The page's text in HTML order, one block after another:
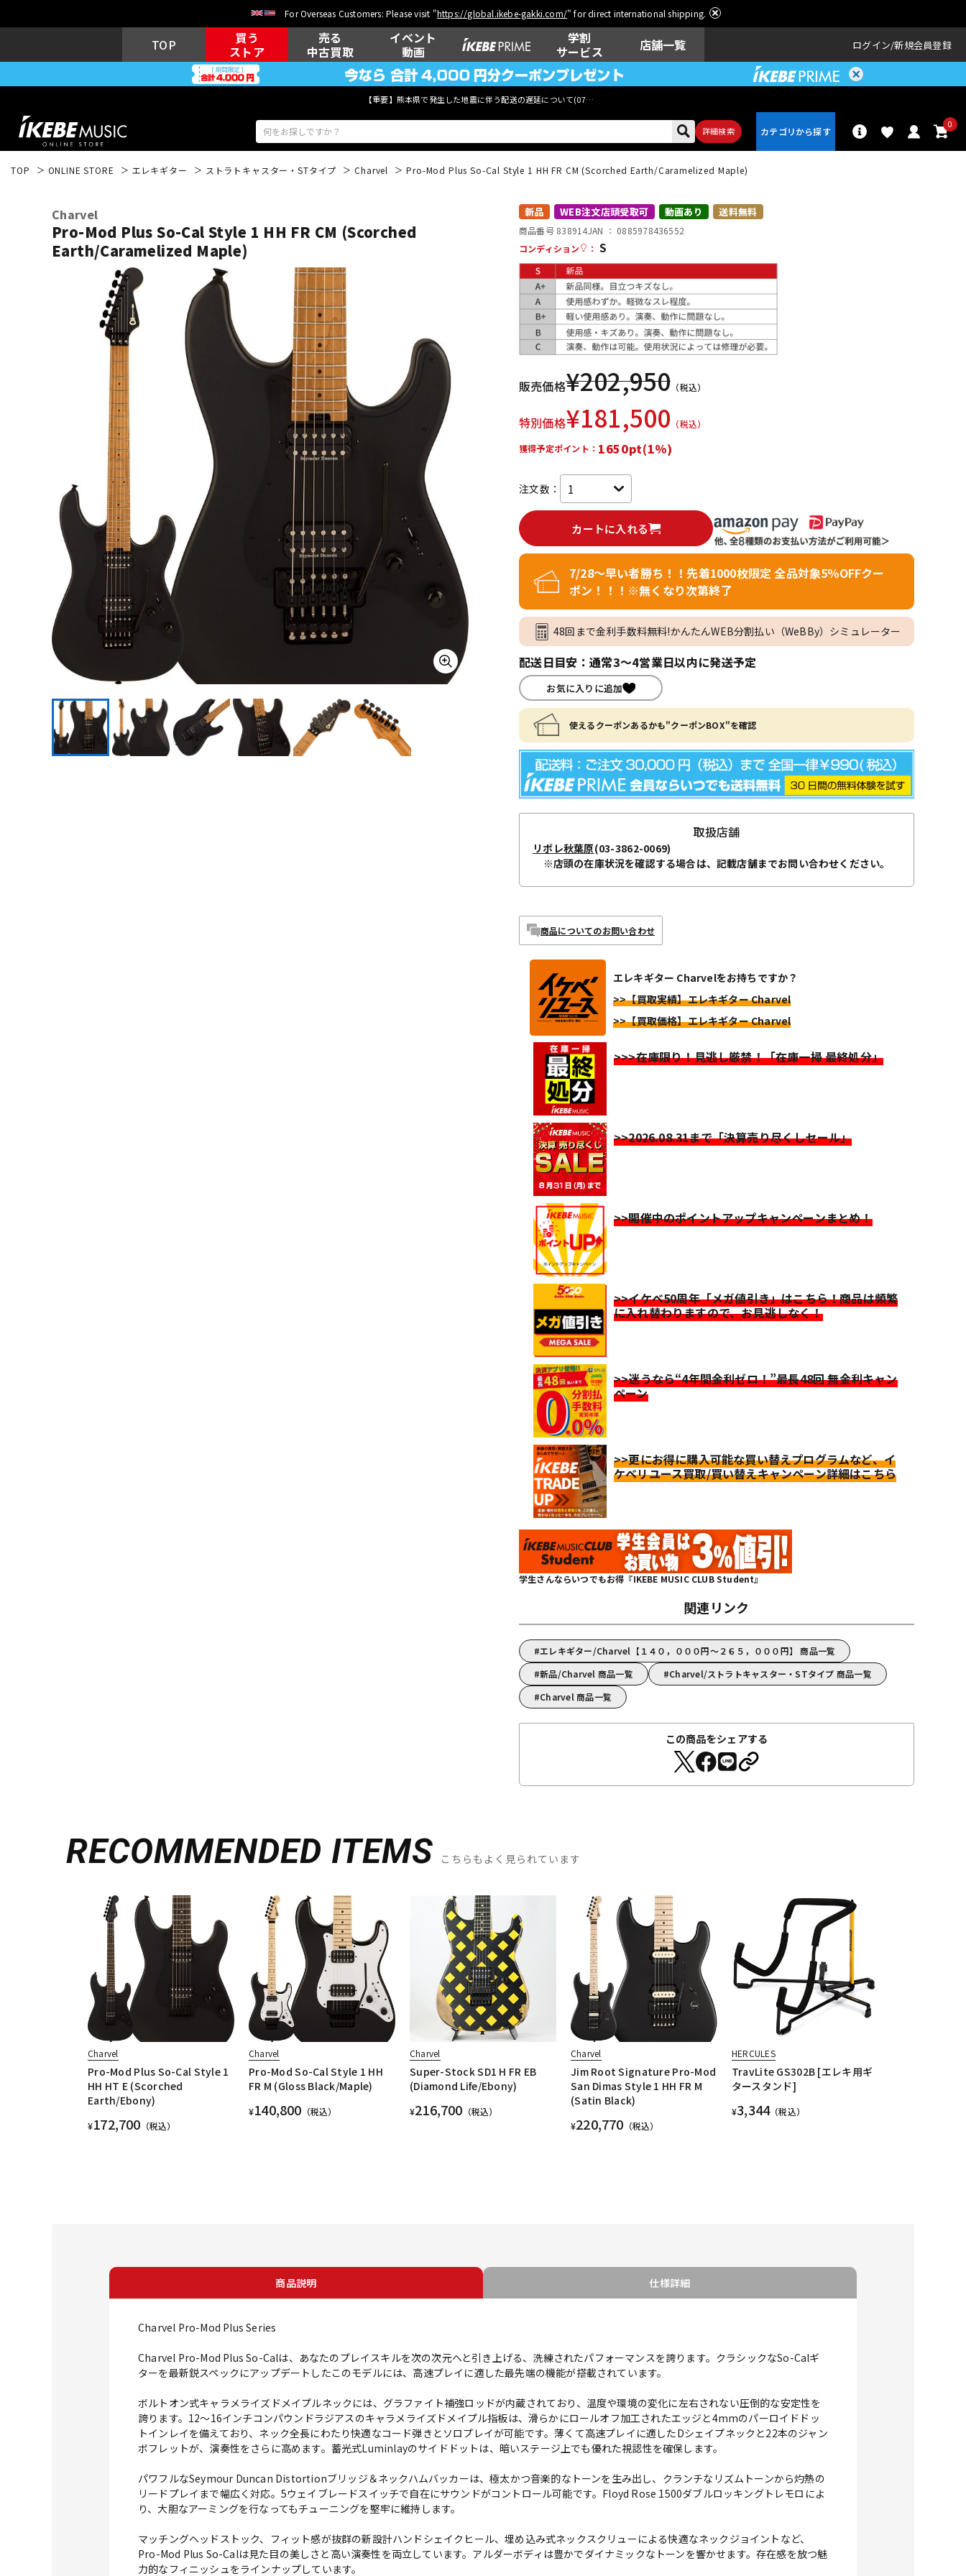
For Overseas Customers: Please visit "https://global.ikebe-gakki.com/" for direct international shipping.
TOP
買う
ストア
売る
中古買取
イベント
動画
学割
サービス
店舗一覧 ログイン 新規会員登録
【重要】熊本県で発生した地震に伴う配送の遅延について(07月29日
詳細検索
0
ウクレレ ドラム
キーボード 電子ピアノ その他楽器
DJ機器 イン納品
レコーディン
グ機器
配信/ライブ
機器
中古 ヴィンテージ
TOP ONLINE STORE エレキギター ストラトキャスター・STタイプ Charvel Pro-Mod Plus So-Cal Style 1 HH FR CM (Scorched Earth/Caramelized Maple)
Charvel
Pro-Mod Plus So-Cal Style 1 HH FR CM (Scorched
Earth/Caramelized Maple)
新品 WEB注文店頭受取可 動画あり 送料無料
商品番号 838914JAN ： 0885978436552
コンディション
： S
販売価格¥202,950 （税込）
特別価格¥181,500 （税込）
獲得予定ポイント： 1650pt(1%)
注文数：
カートに入れる
7/28～早い者勝ち！！先着1000枚限定 全品対象5％OFFクー
ポン！！！※無くなり次第終了
48回まで金利手数料無料!かんたんWEB分割払い（WeBBy）シミュレーター
配送日目安：通常3～4営業日以内に発送予定
お気に入りに追加
使えるクーポンあるかも"クーポンBOX"を確認
取扱店舗
リボレ秋葉原(03-3862-0069)
※店頭の在庫状況を確認する場合は、記載店舗までお問い合わせください。
商品についてのお問い合わせ
エレキギター Charvelをお持ちですか？
>>【買取実績】エレキギター Charvel
>>【買取価格】エレキギター Charvel
>>>在庫限り！見逃し厳禁！「在庫一掃 最終処分」
>>2026.08.31まで「決算売り尽くしセール」
>>開催中のポイントアップキャンペーンまとめ！
>>イケベ50周年「メガ値引き」はこちら！商品は頻繁
に入れ替わりますので、お見逃しなく！
>>迷うなら“4年間金利ゼロ！”最長48回 無金利キャン
ペーン
>>更にお得に購入可能な買い替えプログラムなど、イ
ケベリユース買取/買い替えキャンペーン詳細はこちら
学生さんならいつでもお得『IKEBE MUSIC CLUB Student』
関連リンク
エレキギター/Charvel【１４０，０００円～２６５，０００円】 商品一覧
新品/Charvel 商品一覧
Charvel/ストラトキャスター・STタイプ 商品一覧
Charvel 商品一覧
この商品をシェアする
RECOMMENDED ITEMS こちらもよく見られています
Charvel
Pro-Mod Plus So-Cal Style 1
HH HT E (Scorched
Earth/Ebony)
¥172,700 （税込）
Charvel
Pro-Mod So-Cal Style 1 HH
FR M (Gloss Black/Maple)
¥140,800 （税込）
Charvel
Super-Stock SD1 H FR EB
(Diamond Life/Ebony)
¥216,700 （税込）
Charvel
Jim Root Signature Pro-Mod
San Dimas Style 1 HH FR M
(Satin Black)
¥220,770 （税込）
HERCULES
TravLite GS302B [エレキ用ギ
タースタンド]
¥3,344（税込）
商品説明 仕様詳細
Charvel Pro-Mod Plus Series
Charvel Pro-Mod Plus So-Calは、あなたのプレイスキルを次の次元へと引き上げる、洗練されたパフォーマンスを誇ります。クラシックなSo-Calギ
ターを最新鋭スペックにアップデートしたこのモデルには、高速プレイに適した最先端の機能が搭載されています。
ボルトオン式キャラメライズドメイプルネックには、グラファイト補強ロッドが内蔵されており、温度や環境の変化に左右されない圧倒的な安定性を
誇ります。12～16インチコンパウンドラジアスのキャラメライズドメイプル指板は、滑らかにロールオフ加工されたエッジと4mmのパーロイドドッ
トインレイを備えており、ネック全長にわたり快適なコード弾きとソロプレイが可能です。薄くて高速プレイに適したDシェイプネックと22本のジャン
ボフレットが、演奏性をさらに高めます。蓄光式Luminlayのサイドドットは、暗いステージ上でも優れた視認性を確保します。
パワフルなSeymour Duncan Distortionブリッジ＆ネックハムバッカーは、極太かつ音楽的なトーンを生み出し、クランチなリズムトーンから灼熱の
リードプレイまで幅広く対応。5ウェイブレードスイッチで自在にサウンドがコントロール可能です。Floyd Rose 1500ダブルロッキングトレモロによ
り、大胆なアーミングを行なってもチューニングを堅牢に維持します。
マッチングヘッドストック、フィット感が抜群の新設計ハンドシェイクヒール、埋め込み式ネックスクリューによる快適なネックジョイントなど、
Pro-Mod Plus So-Calは見た目の美しさと高い演奏性を両立しています。アルダーボディは豊かでダイナミックなトーンを響かせます。存在感を放つ魅
力的なフィニッシュをラインナップしています。